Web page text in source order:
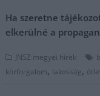
Ha szeretne
elkerülné a
JNSZ megyei hírek
körforgalom, lakosság,